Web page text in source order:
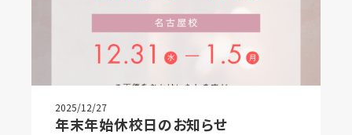
2025/12/27
年末年始休校日のお知らせ